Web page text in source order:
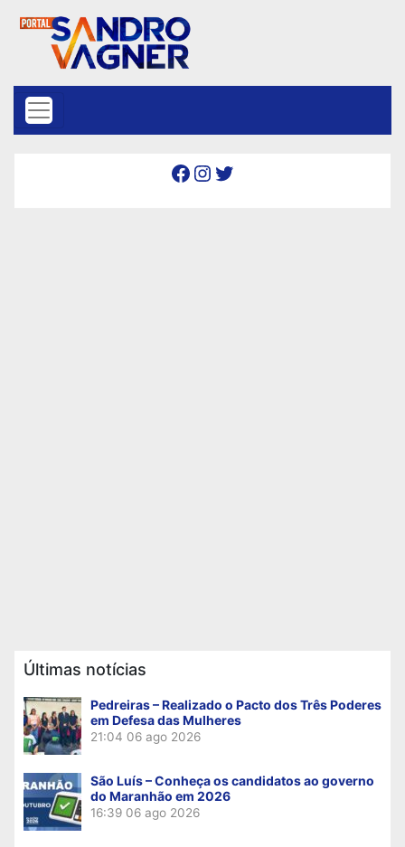
Facebook Instagram Twitter
Últimas notícias
Pedreiras – Realizado o Pacto dos Três Poderes
em Defesa das Mulheres
21:04 06 ago 2026
São Luís – Conheça os candidatos ao governo
do Maranhão em 2026
16:39 06 ago 2026